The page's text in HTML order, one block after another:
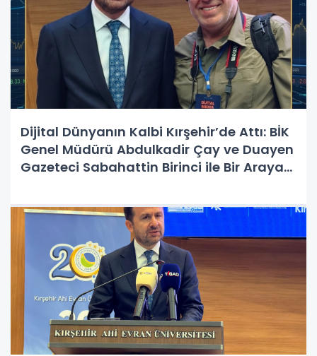
Dijital Dünyanın Kalbi Kırşehir’de Attı: BİK
Genel Müdürü Abdulkadir Çay ve Duayen
Gazeteci Sabahattin Birinci ile Bir Araya